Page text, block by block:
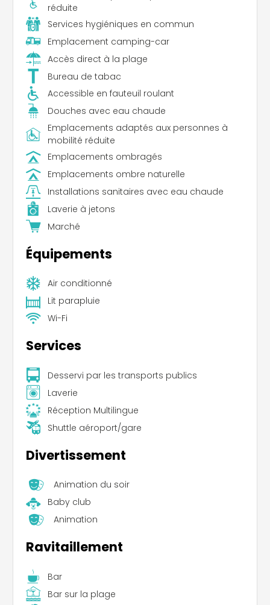
réduite
Services hygiéniques en commun
Emplacement camping-car
Accès direct à la plage
Bureau de tabac
Accessible en fauteuil roulant
Douches avec eau chaude
Emplacements adaptés aux personnes à
mobilité réduite
Emplacements ombragés
Emplacements ombre naturelle
Installations sanitaires avec eau chaude
Laverie à jetons
Marché
Équipements
Air conditionné
Lit parapluie
Wi-Fi
Services
Desservi par les transports publics
Laverie
Réception Multilingue
Shuttle aéroport/gare
Divertissement
Animation du soir
Baby club
Animation
Ravitaillement
Bar
Bar sur la plage